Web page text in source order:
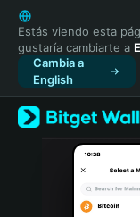
English
日本語
Tiếng Việt
Русский
Español
Türkçe
Italiano
Estás viendo esta
gustaría cambiarte a
Cambia a
English